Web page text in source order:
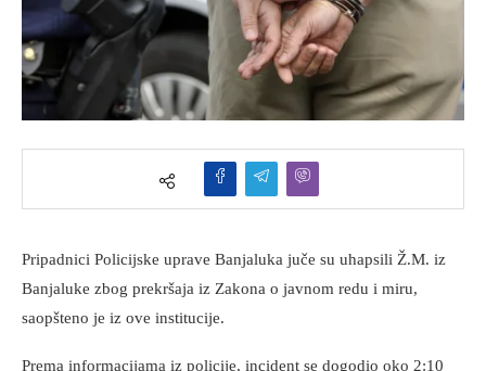
Pripadnici Policijske uprave Banjaluka juče su uhapsili Ž.M. iz
Banjaluke zbog prekršaja iz Zakona o javnom redu i miru,
saopšteno je iz ove institucije.
Prema informacijama iz policije, incident se dogodio oko 2:10